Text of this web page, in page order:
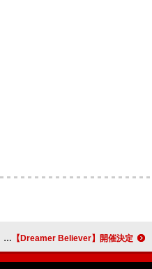
ラックライフ、全国ワンマンツアー【Dreamer Believer】開催決定